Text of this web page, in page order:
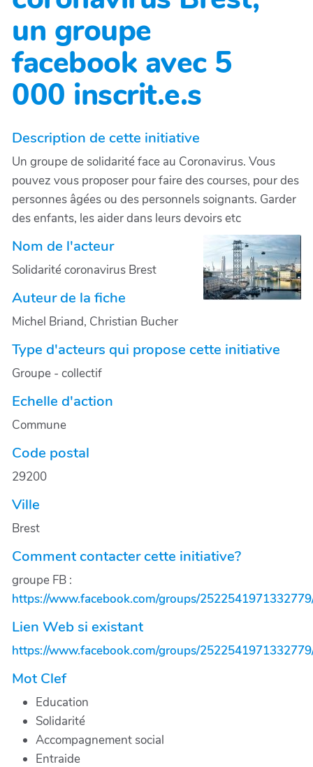
un groupe
facebook avec 5
000 inscrit.e.s
Description de cette initiative
Un groupe de solidarité face au Coronavirus. Vous
pouvez vous proposer pour faire des courses, pour des
personnes âgées ou des personnels soignants. Garder
des enfants, les aider dans leurs devoirs etc
Nom de l'acteur
Solidarité coronavirus Brest
Auteur de la fiche
Michel Briand, Christian Bucher
Type d'acteurs qui propose cette initiative
Groupe - collectif
Echelle d'action
Commune
Code postal
29200
Ville
Brest
Comment contacter cette initiative?
groupe FB :
https://www.facebook.com/groups/
Lien Web si existant
https://www.facebook.com/groups/
Mot Clef
Education
Solidarité
Accompagnement social
Entraide